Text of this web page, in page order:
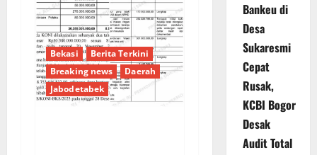
Bekasi
Berita Terkini
Breaking news
Daerah
Jabodetabek
Bankeu di
Desa
Sukaresmi
Cepat
Rusak,
KCBI Bogor
Desak
Audit Total